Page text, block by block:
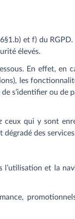
et f) du
élevés.
En effet, en
les
s’identifier ou de
ceux qui y sont
des
et la